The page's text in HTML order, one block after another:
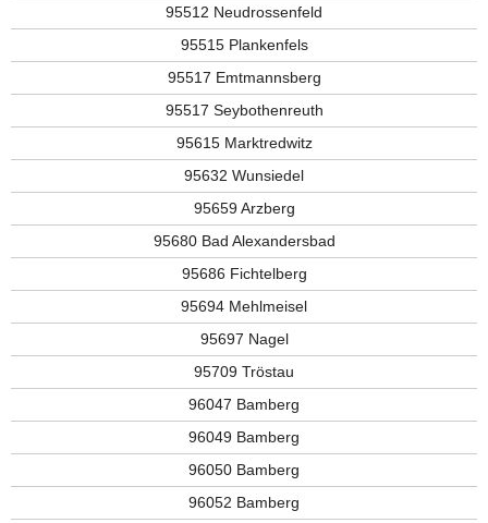
95512 Neudrossenfeld
95515 Plankenfels
95517 Emtmannsberg
95517 Seybothenreuth
95615 Marktredwitz
95632 Wunsiedel
95659 Arzberg
95680 Bad Alexandersbad
95686 Fichtelberg
95694 Mehlmeisel
95697 Nagel
95709 Tröstau
96047 Bamberg
96049 Bamberg
96050 Bamberg
96052 Bamberg